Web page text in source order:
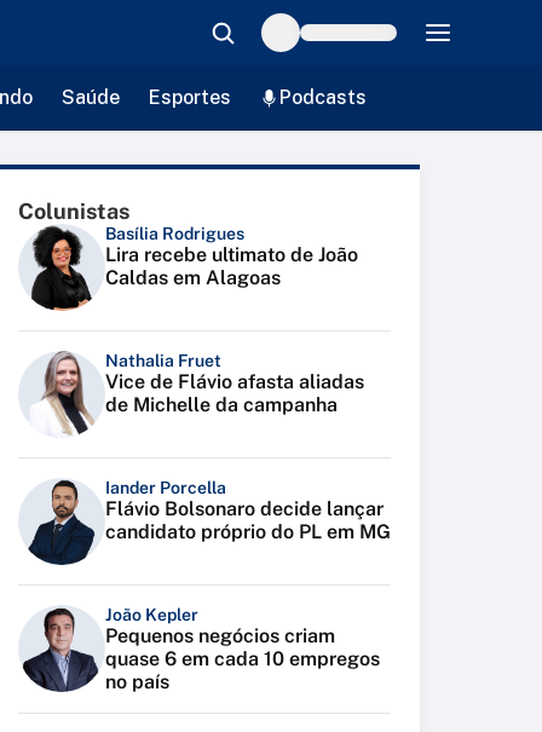
Saúde Esportes Podcasts
Colunistas
Basília Rodrigues
Lira recebe ultimato de João
Caldas em Alagoas
Nathalia Fruet
Vice de Flávio afasta aliadas
de Michelle da campanha
Iander Porcella
Flávio Bolsonaro decide lançar
candidato próprio do PL em MG
João Kepler
Pequenos negócios criam
quase 6 em cada 10 empregos
no país